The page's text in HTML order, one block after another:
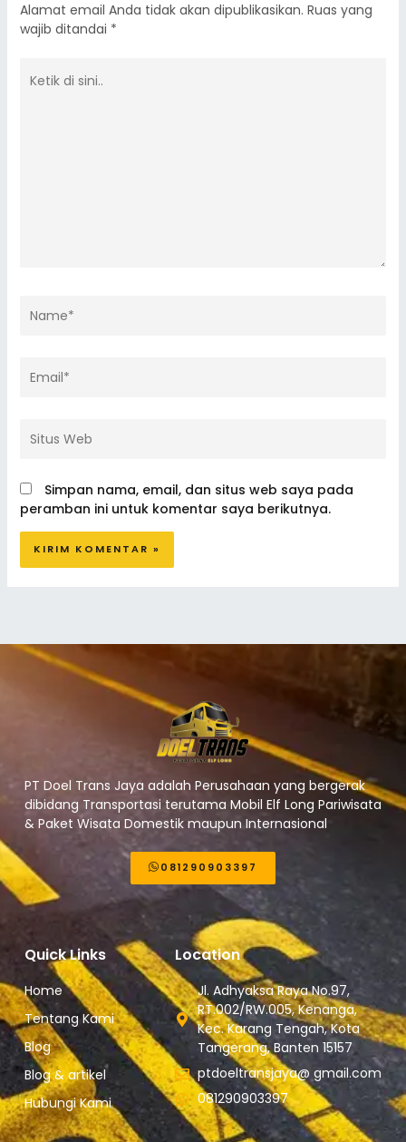
Alamat email Anda tidak akan dipublikasikan. Ruas yang
wajib ditandai *
di
Web
Simpan nama, email, dan situs web saya pada
peramban ini untuk komentar saya berikutnya.
PT Doel Trans Jaya adalah Perusahaan yang bergerak
dibidang Transportasi terutama Mobil Elf Long Pariwisata
& Paket Wisata Domestik maupun Internasional
081290903397
Quick Links
Home
Tentang Kami
Blog
Blog & artikel
Hubungi Kami
Location
Jl. Adhyaksa Raya No.97,
RT.002/RW.005, Kenanga,
Kec. Karang Tengah, Kota
Tangerang, Banten 15157
ptdoeltransjaya@ gmail.com
081290903397